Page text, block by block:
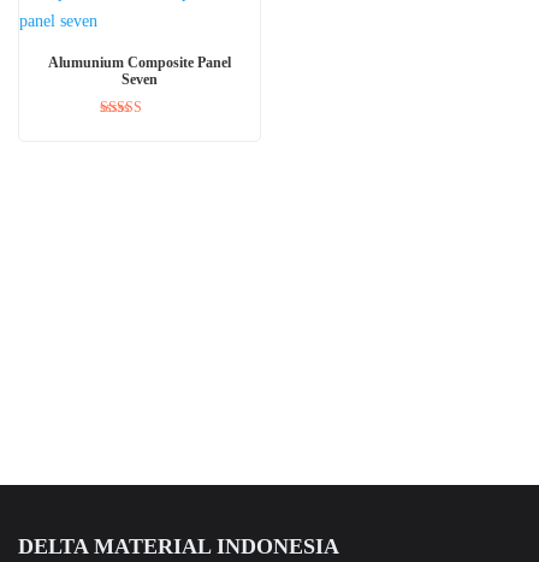
Alumunium Composite Panel
Seven
DELTA MATERIAL INDONESIA